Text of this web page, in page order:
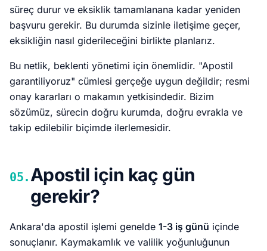
süreç durur ve eksiklik tamamlanana kadar yeniden
başvuru gerekir. Bu durumda sizinle iletişime geçer,
eksikliğin nasıl giderileceğini birlikte planlarız.
Bu netlik, beklenti yönetimi için önemlidir. "Apostil
garantiliyoruz" cümlesi gerçeğe uygun değildir; resmi
onay kararları o makamın yetkisindedir. Bizim
sözümüz, sürecin doğru kurumda, doğru evrakla ve
takip edilebilir biçimde ilerlemesidir.
05. Apostil için kaç gün
gerekir?
Ankara'da apostil işlemi genelde 1-3 iş günü içinde
sonuçlanır. Kaymakamlık ve valilik yoğunluğunun